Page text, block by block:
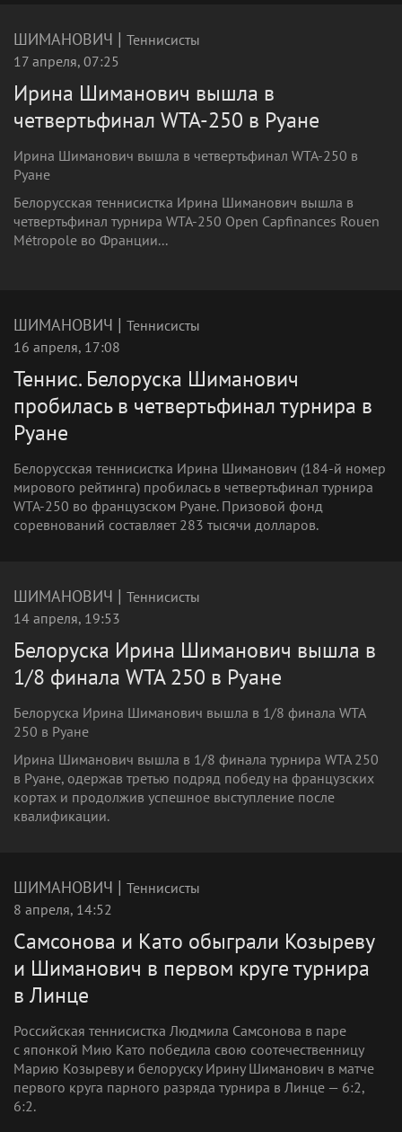
ШИМАНОВИЧ | Теннисисты
17 апреля, 07:25
Ирина Шиманович вышла в
четвертьфинал WTA‑250 в Руане
Ирина Шиманович вышла в четвертьфинал WTA‑250 в
Руане
Белорусская теннисистка Ирина Шиманович вышла в
четвертьфинал турнира WTA‑250 Open Capfinances Rouen
Métropole во Франции...
ШИМАНОВИЧ | Теннисисты
16 апреля, 17:08
Теннис. Белоруска Шиманович
пробилась в четвертьфинал турнира в
Руане
Белорусская теннисистка Ирина Шиманович (184-й номер
мирового рейтинга) пробилась в четвертьфинал турнира
WTA-250 во французском Руане. Призовой фонд
соревнований составляет 283 тысячи долларов.
ШИМАНОВИЧ | Теннисисты
14 апреля, 19:53
Белоруска Ирина Шиманович вышла в
1/8 финала WTA 250 в Руане
Белоруска Ирина Шиманович вышла в 1/8 финала WTA
250 в Руане
Ирина Шиманович вышла в 1/8 финала турнира WTA 250
в Руане, одержав третью подряд победу на французских
кортах и продолжив успешное выступление после
квалификации.
ШИМАНОВИЧ | Теннисисты
8 апреля, 14:52
Самсонова и Като обыграли Козыреву
и Шиманович в первом круге турнира
в Линце
Российская теннисистка Людмила Самсонова в паре
с японкой Мию Като победила свою соотечественницу
Марию Козыреву и белоруску Ирину Шиманович в матче
первого круга парного разряда турнира в Линце — 6:2,
6:2.